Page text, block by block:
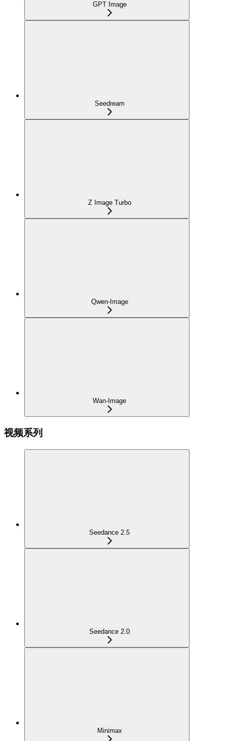
GPT Image
Seedream
Z Image Turbo
Qwen-Image
Wan-Image
视频系列
Seedance 2.5
Seedance 2.0
Minimax